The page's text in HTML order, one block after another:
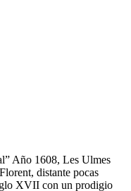
Año 1608, Les Ulmes
distante pocas
XVII con un prodigio